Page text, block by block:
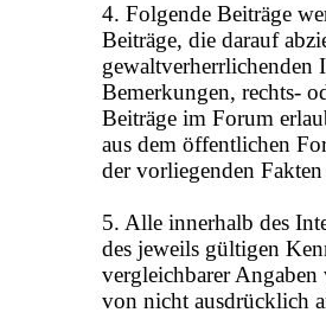
4. Folgende Beiträge
Beiträge, die darauf
gewaltverherrlichenden
Bemerkungen, rechts-
Beiträge im Forum
aus dem öffentlichen
der vorliegenden
5. Alle innerhalb des
des jeweils gültigen
vergleichbarer
von nicht ausdrücklich